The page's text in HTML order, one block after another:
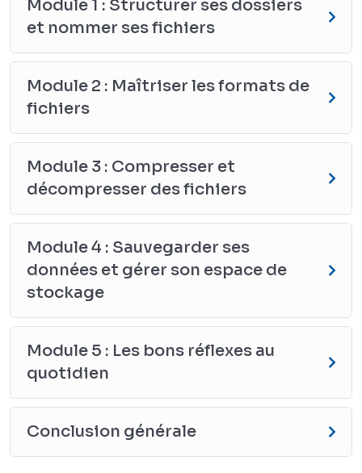
Module 1 : Structurer ses dossiers
et nommer ses fichiers
Module 2 : Maîtriser les formats de
fichiers
Module 3 : Compresser et
décompresser des fichiers
Module 4 : Sauvegarder ses
données et gérer son espace de
stockage
Module 5 : Les bons réflexes au
quotidien
Conclusion générale